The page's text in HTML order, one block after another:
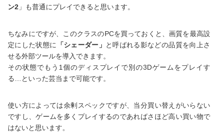
ン2 」も普通にプレイできると思います。
ちなみにですが、このクラスのPCを買っておくと、画質を最高設
定にした状態に
「シェーダー」 と呼ばれる影などの品質を向上さ
せる外部ツールを導入できます。
その状態でもう1個のディスプレイで別の3Dゲームをプレイす
る…といった芸当まで可能です。
使い方によっては余剰スペックですが、当分買い替えがいらない
ですし、ゲームを多くプレイするのであればさほど高い買い物で
はないと思います。